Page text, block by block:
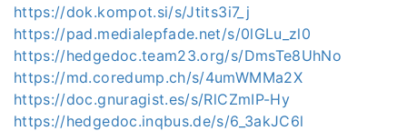
https://dok.kompot.si/s/Jtits3i7_j
https://pad.medialepfade.net/s/0lGLu_zl0
https://hedgedoc.team23.org/s/DmsTe8UhNo
https://md.coredump.ch/s/4umWMMa2X
https://doc.gnuragist.es/s/RlCZmIP-Hy
https://hedgedoc.inqbus.de/s/6_3akJC6l